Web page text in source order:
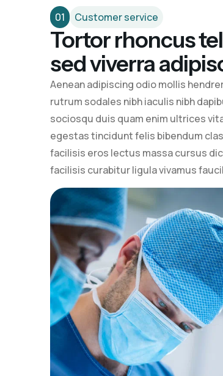
01 Customer service
Tortor rhoncus
sed viverra
Aenean adipiscing odio mollis
rutrum sodales nibh iaculis nibh
sociosqu duis quam enim ultrices
egestas tincidunt felis bibendum
facilisis eros lectus massa cursus
facilisis curabitur ligula vivamus